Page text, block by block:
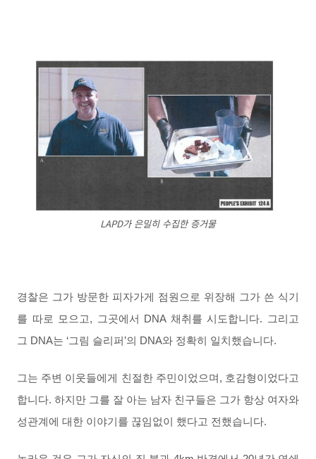
LAPD가 은밀히 수집한 증거물
경찰은 그가 방문한 피자가게 점원으로 위장해 그가 쓴 식기
를 따로 모으고, 그곳에서 DNA 채취를 시도합니다. 그리고
그 DNA는 ‘그림 슬리퍼’의 DNA와 정확히 일치했습니다.
그는 주변 이웃들에게 친절한 주민이었으며, 호감형이었다고
합니다. 하지만 그를 잘 아는 남자 친구들은 그가 항상 여자와
성관계에 대한 이야기를 끊임없이 했다고 전했습니다.